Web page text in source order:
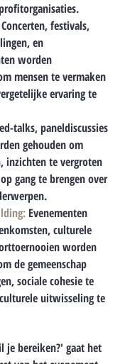
Concerten, festivals,
en
worden
mensen te vermaken
ervaring te
talks, paneldiscussies
gehouden om
inzichten te vergroten
gang te brengen over
Evenementen
culturele
worden
de gemeenschap
sociale cohesie te
uitwisseling te
je bereiken?' gaat het